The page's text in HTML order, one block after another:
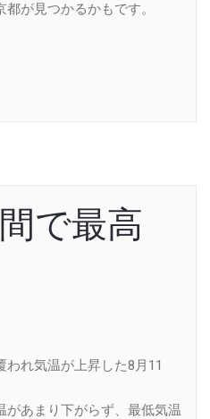
が見つかるかもです。
で最高
れ気温が上昇した8月11
があまり下がらず、最低気温